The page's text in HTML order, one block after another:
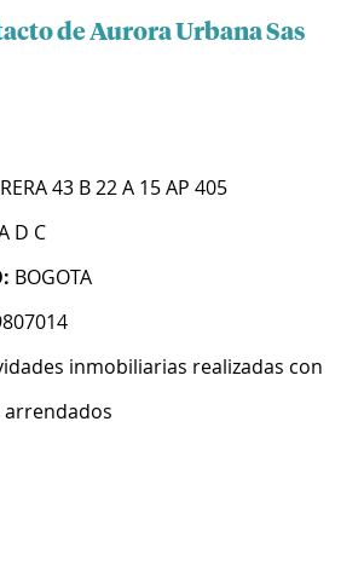
de Aurora Urbana Sas
43 B 22 A 15 AP 405
D C
BOGOTA
inmobiliarias realizadas con